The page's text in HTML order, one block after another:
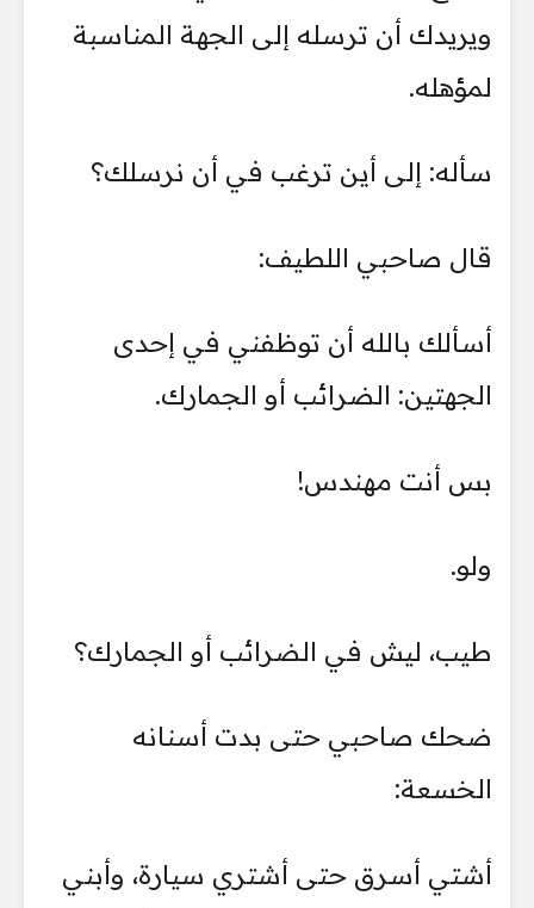
ويريدك أن ترسله إلى الجهة المناسبة
لمؤهله.
سأله: إلى أين ترغب في أن نرسلك؟
قال صاحبي اللطيف:
أسألك بالله أن توظفني في إحدى
الجهتين: الضرائب أو الجمارك.
بس أنت مهندس!
ولو.
طيب، ليش في الضرائب أو الجمارك؟
ضحك صاحبي حتى بدت أسنانه
الخسعة:
أشتي أسرق حتى أشتري سيارة، وأبني